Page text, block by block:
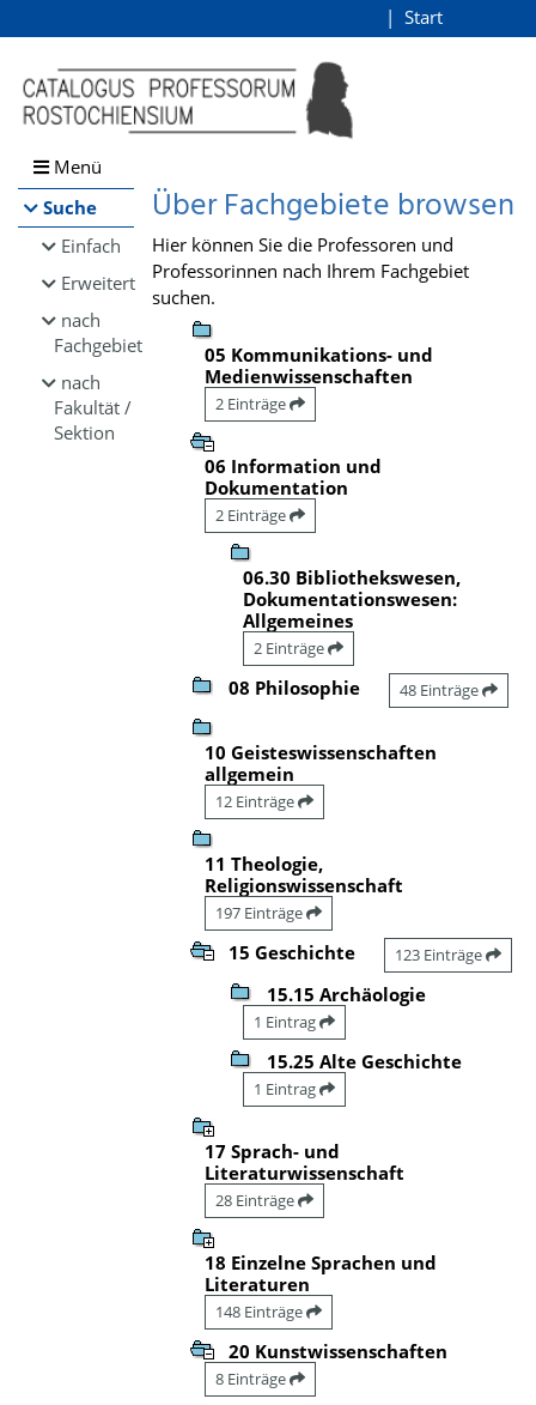
Browsen
direkt zum Inhalt
Start
Menü
Suche
Einfach
Erweitert
nach
Fachgebiet
nach
Fakultät /
Sektion
Über Fachgebiete browsen
Hier können Sie die Professoren und
Professorinnen nach Ihrem Fachgebiet
suchen.
05 Kommunikations- und
Medienwissenschaften
2 Einträge
06 Information und
Dokumentation
2 Einträge
06.30 Bibliothekswesen,
Dokumentationswesen:
Allgemeines
2 Einträge
08 Philosophie 48 Einträge
10 Geisteswissenschaften
allgemein
12 Einträge
11 Theologie,
Religionswissenschaft
197 Einträge
15 Geschichte 123 Einträge
15.15 Archäologie
1 Eintrag
15.25 Alte Geschichte
1 Eintrag
17 Sprach- und
Literaturwissenschaft
28 Einträge
18 Einzelne Sprachen und
Literaturen
148 Einträge
20 Kunstwissenschaften
8 Einträge